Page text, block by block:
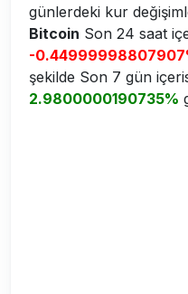
günlerdeki kur
Bitcoin Son 24 saat
-
şekilde Son 7 gün
2.9800000190735%